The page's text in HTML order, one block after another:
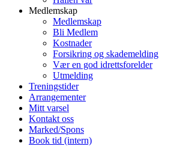
Medlemskap
Medlemskap
Bli Medlem
Kostnader
Forsikring og skademelding
Vær en god idrettsforelder
Utmelding
Treningstider
Arrangementer
Mitt varsel
Kontakt oss
Marked/Spons
Book tid (intern)